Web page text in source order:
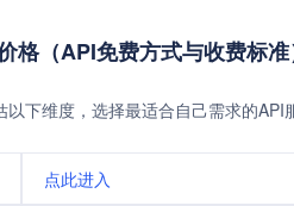
格（API免费方式与收费标
下维度，选择最适合自己需求的
点此进入